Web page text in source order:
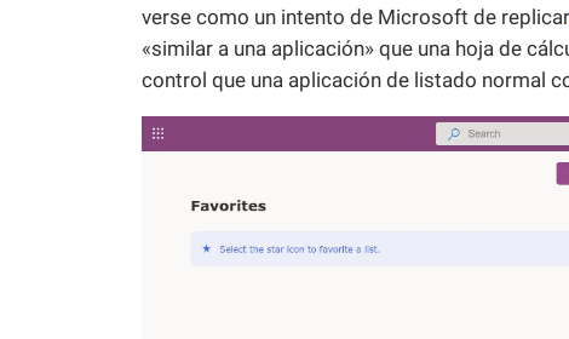
verse como un intento de Microsoft de replicar
«similar a una aplicación» que una hoja de
control que una aplicación de listado normal